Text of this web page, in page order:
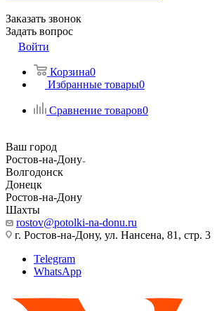
Заказать звонок
Задать вопрос
Войти
Корзина0
Избранные товары0
Сравнение товаров0
Ваш город
Ростов-на-Дону
Волгодонск
Донецк
Ростов-на-Дону
Шахты
rostov@potolki-na-donu.ru
г. Ростов-на-Дону, ул. Нансена, 81, стр. 3
Telegram
WhatsApp